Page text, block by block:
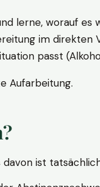
lerne, worauf es
im direkten
passt
Aufarbeitung.
ist